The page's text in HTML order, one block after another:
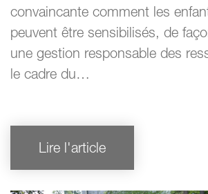
convaincante comment les
peuvent être sensibilisés, de
une gestion responsable des
le cadre du…
Lire l'article